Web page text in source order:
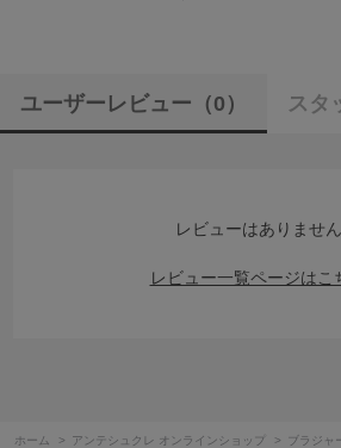
ユーザーレビュー （0） スタ
レビューはありません
レビュー一覧ページはこ
ホーム > アンテシュクレ オンラインショップ > ブラジャ